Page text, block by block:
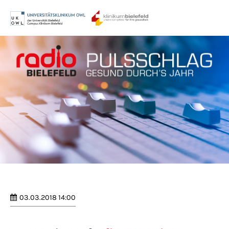
Login
Benutzername
Passwort
Anmelden
03.03.2018 14:00